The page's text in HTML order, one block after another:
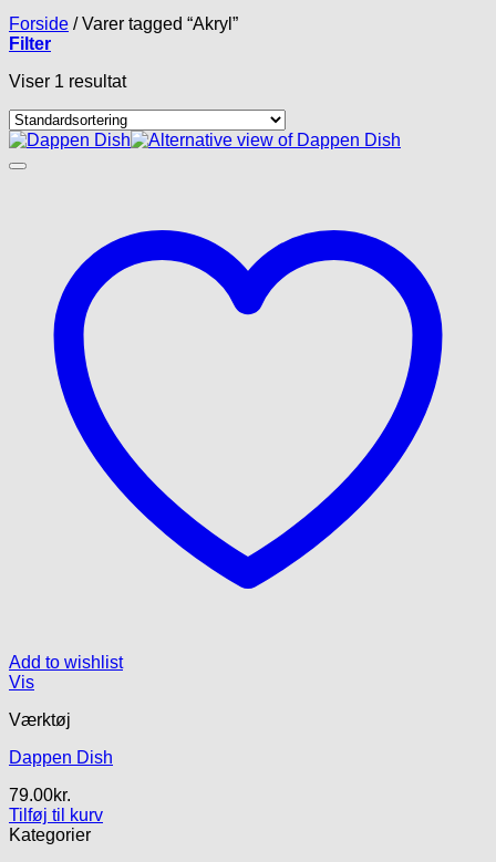
Forside /Varer tagged “Akryl”
Filter
Viser 1 resultat
Add to wishlist
Vis
Værktøj
Dappen Dish
79.00kr.
Tilføj til kurv
Kategorier